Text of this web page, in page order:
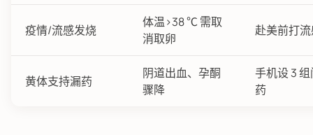
疫情/流感发烧
体温>38 ℃ 需取
消取卵
赴美前打
黄体支持漏药
阴道出血、孕酮
骤降
手机设 3
药